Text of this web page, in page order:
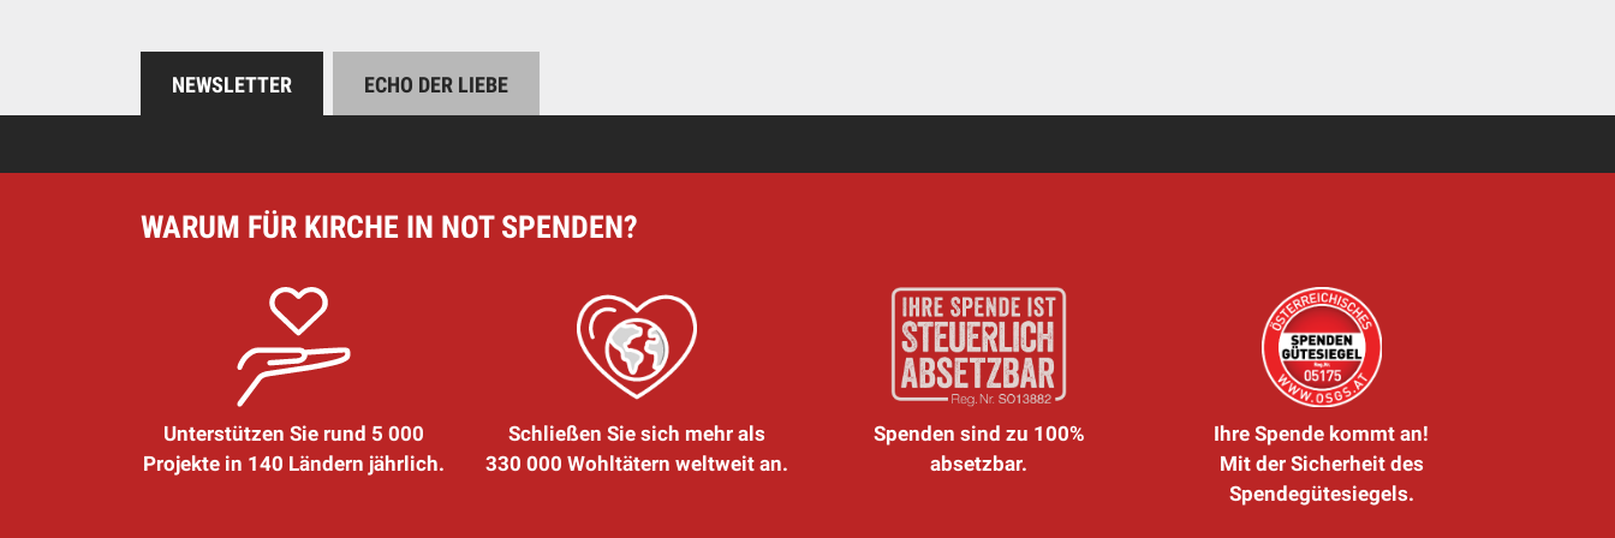
NEWSLETTER ECHO DER LIEBE
WARUM FÜR KIRCHE IN NOT SPENDEN?
Unterstützen Sie rund 5 000
Projekte in 140 Ländern jährlich.
Schließen Sie sich mehr als
330 000 Wohltätern weltweit an.
Spenden sind zu 100%
absetzbar.
Ihre Spende kommt an!
Mit der Sicherheit des
Spendegütesiegels.